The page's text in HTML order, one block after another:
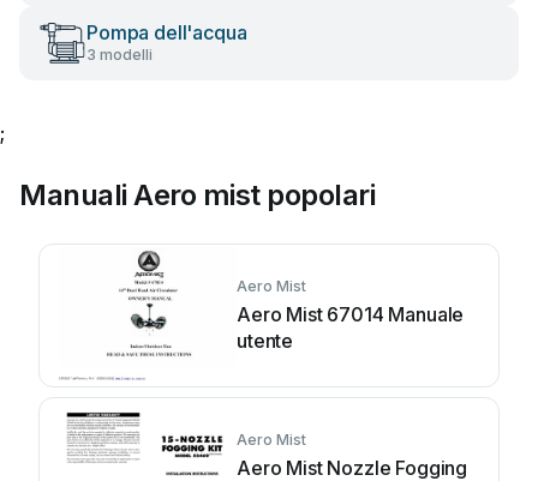
Pompa dell'acqua
3 modelli
;
Manuali Aero mist popolari
Aero Mist
Aero Mist 67014 Manuale
utente
Aero Mist
Aero Mist Nozzle Fogging